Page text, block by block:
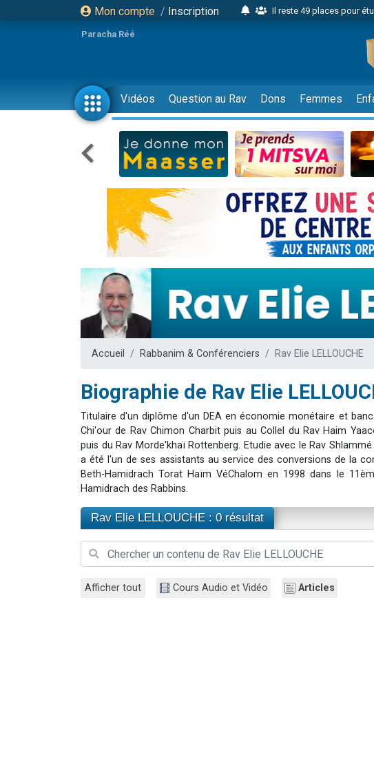
Mon compte / Inscription
Il reste 49 places pour
2 personnes viennent de
6 personnes viennent de
4 personnes viennent
2 personnes viennent de
17 personnes viennent de
4 personnes viennent de
Il reste 49 places pour
Eva vient de donner son
4 personnes viennent de
3 personnes viennent de
Odaya vient de donner son
2 personnes viennent de
13 personnes viennent de
30 personnes viennent
12 nouvelles musiques
Paracha Réé
Vidéos Question au Rav Dons Femmes
Accueil Rabbanim & Conférenciers Rav Elie LELLOUCHE
Biographie de Rav Elie
Titulaire d'un diplôme d'un DEA en économie monétaire et
Chi'our de Rav Chimon Charbit puis au Collel du Rav Haim
puis du Rav Morde'khaï Rottenberg. Etudie avec le Rav
a été l'un de ses assistants au service des conversions de la
Beth-Hamidrach Torat Haïm VéChalom en 1998 dans le
Hamidrach des Rabbins.
Rav Elie LELLOUCHE : 0 résultat
Afficher tout Cours Audio et Vidéo Articles